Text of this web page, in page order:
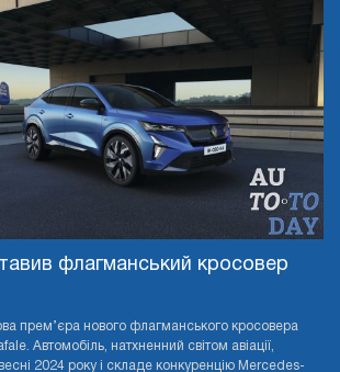
флагманський кросовер
прем’єра нового флагманського кросовера
Автомобіль, натхненний світом авіації,
2024 року і складе конкуренцію Mercedes-